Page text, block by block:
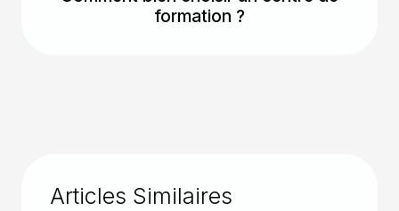
formation ?
Articles Similaires